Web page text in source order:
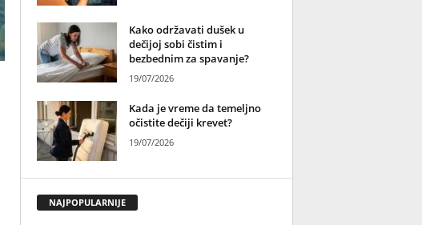
Kako održavati dušek u
dečijoj sobi čistim i
bezbednim za spavanje?
19/07/2026
Kada je vreme da temeljno
očistite dečiji krevet?
19/07/2026
NAJPOPULARNIJE